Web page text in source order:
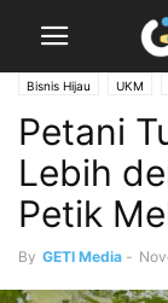
Bisnis Hijau UKM
Petani
Lebih
Petik
By GETI Media -